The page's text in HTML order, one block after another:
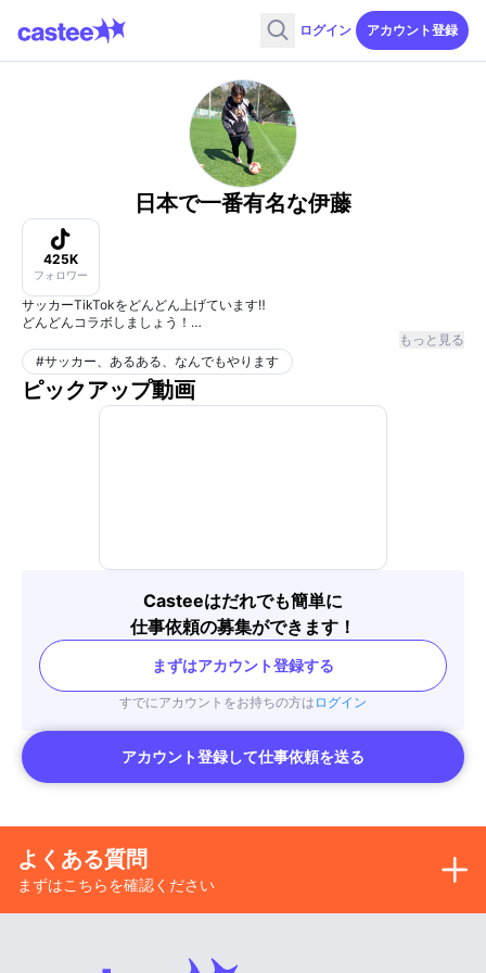
ログイン アカウント登録
日本で一番有名な伊藤
425K
フォロワー
サッカーTikTokをどんどん上げています‼️
どんどんコラボしましょう！
もっと見る
#サッカー、あるある、なんでもやります
ピックアップ動画
Casteeはだれでも簡単に
仕事依頼の募集ができます！
まずはアカウント登録する
すでにアカウントをお持ちの方は ログイン
アカウント登録して仕事依頼を送る
よくある質問
まずはこちらを確認ください